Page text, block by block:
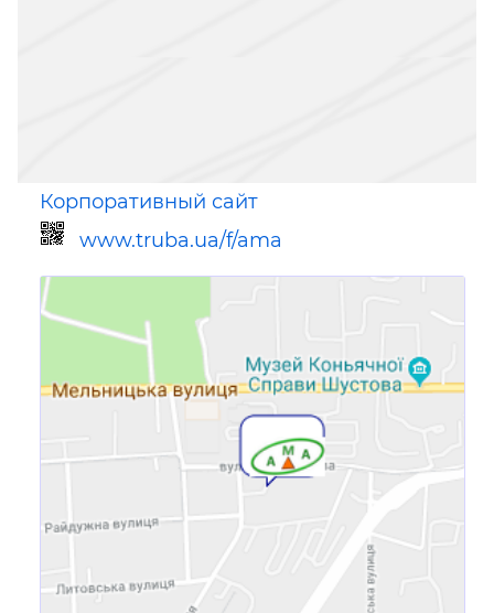
Корпоративный сайт
www.truba.ua/f/ama
Ссылка для мобильных устройств